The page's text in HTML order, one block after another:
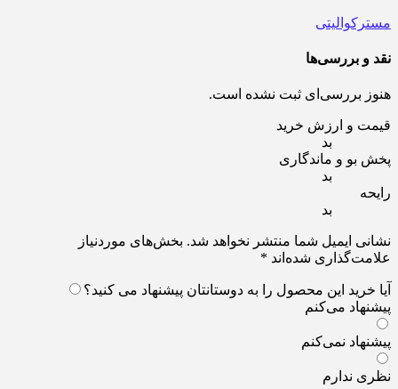
مسترکوالیتی
نقد و بررسی‌ها
هنوز بررسی‌ای ثبت نشده است.
قیمت و ارزش خرید
بد
پخش بو و ماندگاری
بد
رایحه
بد
نشانی ایمیل شما منتشر نخواهد شد. بخش‌های موردنیاز
علامت‌گذاری شده‌اند *
آیا خرید این محصول را به دوستانتان پیشنهاد می کنید؟
پیشنهاد می‌کنم
پیشنهاد نمی‌کنم
نظری ندارم